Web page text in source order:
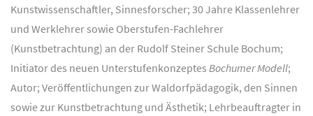
Kunstwissenschaftler, Sinnesforscher; 30 Jahre Klassenlehrer
und Werklehrer sowie Oberstufen-Fachlehrer
(Kunstbetrachtung) an der Rudolf Steiner Schule Bochum;
Initiator des neuen Unterstufenkonzeptes Bochumer Modell;
Autor; Veröffentlichungen zur Waldorfpädagogik, den Sinnen
sowie zur Kunstbetrachtung und Ästhetik; Lehrbeauftragter in